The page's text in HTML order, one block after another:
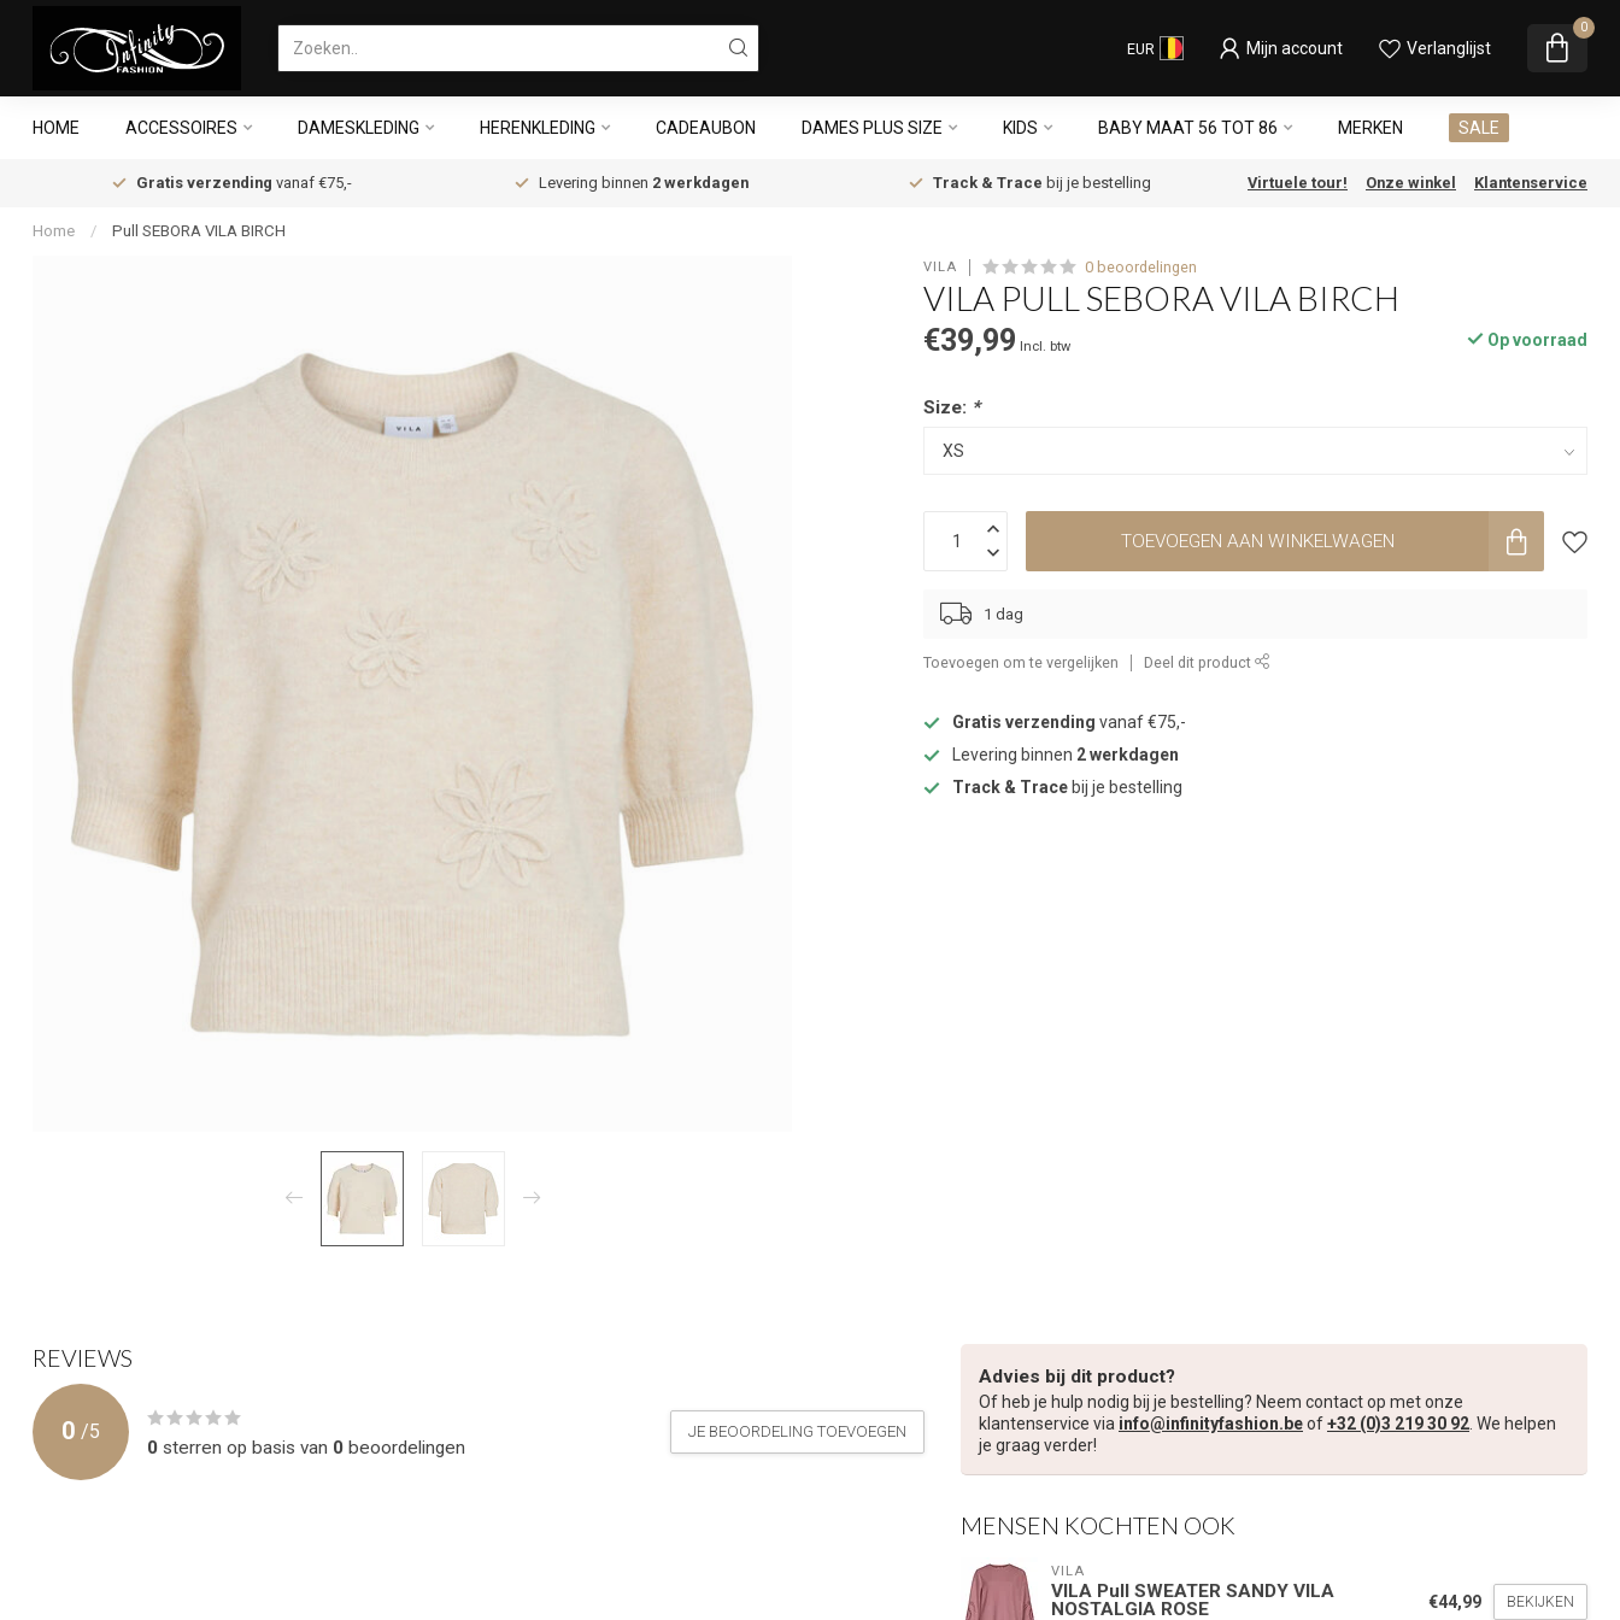
EUR Mijn account Verlanglijst
0
HOME ACCESSOIRES DAMESKLEDING HERENKLEDING CADEAUBON DAMES PLUS SIZE KIDS BABY MAAT 56 TOT 86 MERKEN SALE
Gratis verzending vanaf €75,- Levering binnen 2 werkdagen Track & Trace bij je bestelling Virtuele tour! Onze winkel Klantenservice
Home / Pull SEBORA VILA BIRCH
VILA 0 beoordelingen
VILA PULL SEBORA VILA BIRCH
€39,99 Incl. btw Op voorraad
Size: *
TOEVOEGEN AAN WINKELWAGEN
1 dag
Toevoegen om te vergelijken Deel dit product
Gratis verzending vanaf €75,-
Levering binnen 2 werkdagen
Track & Trace bij je bestelling
REVIEWS
0 /5
0 sterren op basis van 0 beoordelingen
JE BEOORDELING TOEVOEGEN
Advies bij dit product?
Of heb je hulp nodig bij je bestelling? Neem contact op met onze
klantenservice via info@infinityfashion.beof+32 (0)3 219 30 92 . We helpen
je graag verder!
MENSEN KOCHTEN OOK
VILA
VILA Pull SWEATER SANDY VILA
NOSTALGIA ROSE
€44,99 BEKIJKEN